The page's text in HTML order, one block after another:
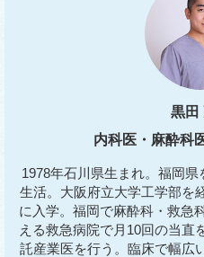
黒田
内科医・麻酔科
1978年石川県生まれ。福岡
生活。大阪府立大学工学部を
に入学。福岡で麻酔科・救急
える救急病院で月10回の当直
託産業医を行う。臨床で幅広